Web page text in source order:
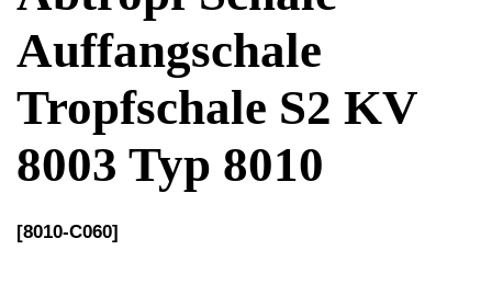
** Der angegebene Preis ist ein Endpreis zzgl.
Versandkosten. Gemäß § 19 UStG erheben wir
keine Umsatzsteuer und weisen diese folglich
auch nicht aus (Kleinunternehmerstatus)
Ersatzteile Gebrauchteware